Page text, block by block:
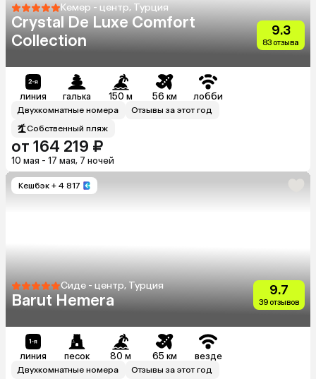
Кемер - центр, Турция
Crystal De Luxe Comfort
Collection
9.3
83 отзыва
линия галька 150 м 56 км лобби
Двухкомнатные номера
Отзывы за этот год
Собственный пляж
от 164 219 ₽
10 мая - 17 мая, 7 ночей
Кешбэк + 4 817
Сиде - центр, Турция
Barut Hemera
9.7
39 отзывов
линия песок 80 м 65 км везде
Двухкомнатные номера
Отзывы за этот год